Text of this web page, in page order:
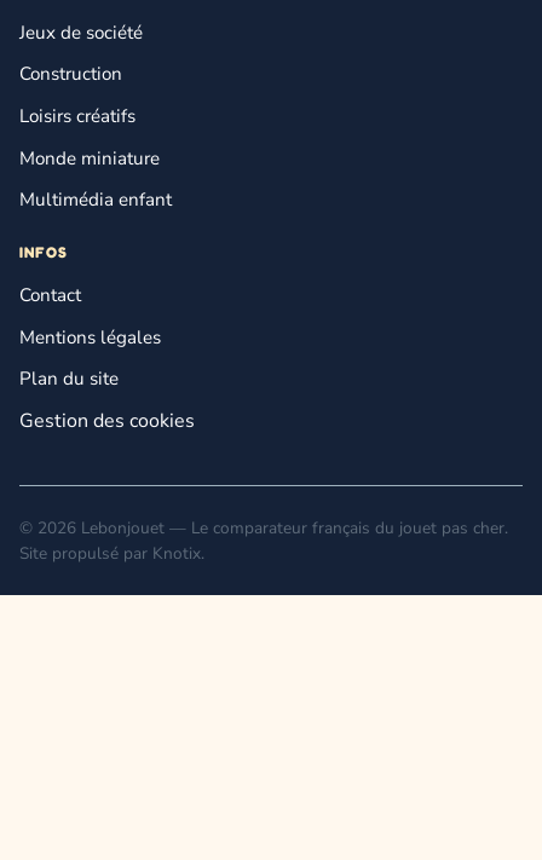
Jeux de société
Construction
Loisirs créatifs
Monde miniature
Multimédia enfant
INFOS
Contact
Mentions légales
Plan du site
Gestion des cookies
© 2026 Lebonjouet — Le comparateur français du jouet pas cher.
Site propulsé par Knotix.